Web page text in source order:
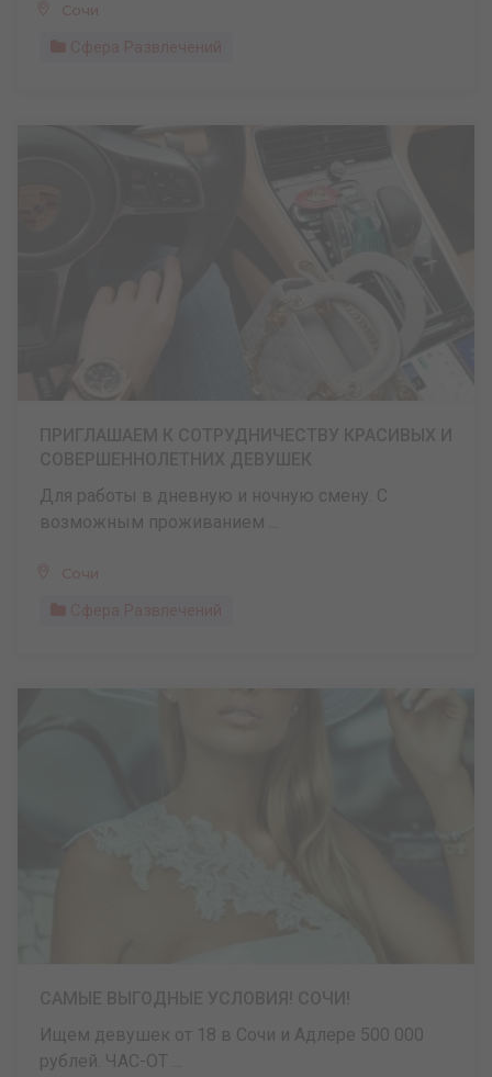
Сочи
Сфера Развлечений
Для работы в дневную и ночную смену. С
возможным проживанием ...
Сочи
Сфера Развлечений
Ищем девушек от 18 в Сочи и Адлере 500 000
рублей. ЧАС-ОТ ...